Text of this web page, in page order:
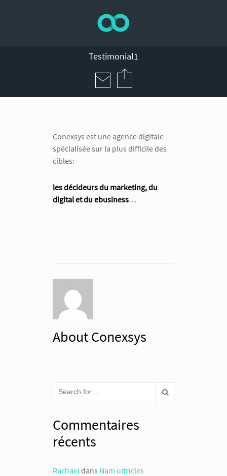
Testimonial1
Conexsys est une agence digitale
spécialisée sur la plus difficile des
cibles:
les décideurs du marketing, du
digital et du ebusiness…
About Conexsys
Commentaires
récents
Rachaeldans Nam ultricies